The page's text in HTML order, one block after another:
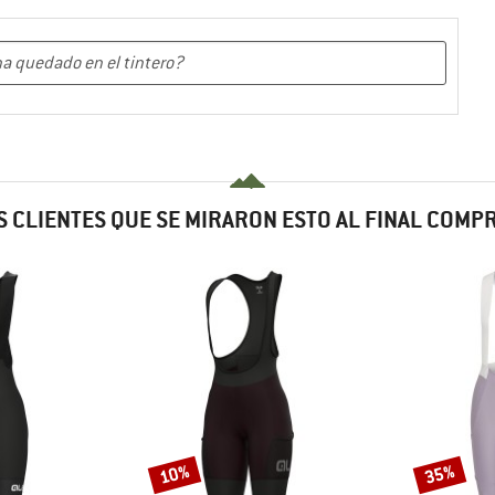
CLIENTES QUE SE MIRARON ESTO AL FINAL
Descuento
10% Descuento
35%